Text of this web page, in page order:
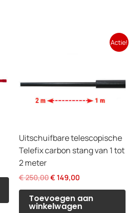
Actie!
Uitschuifbare telescopische
Telefix carbon stang van 1 tot
2 meter
€250,00Oorspronkelijke
was:
€ 250,00.
€ 149,00Huidige
is:
€ 149,00.
Toevoegen aan
winkelwagen